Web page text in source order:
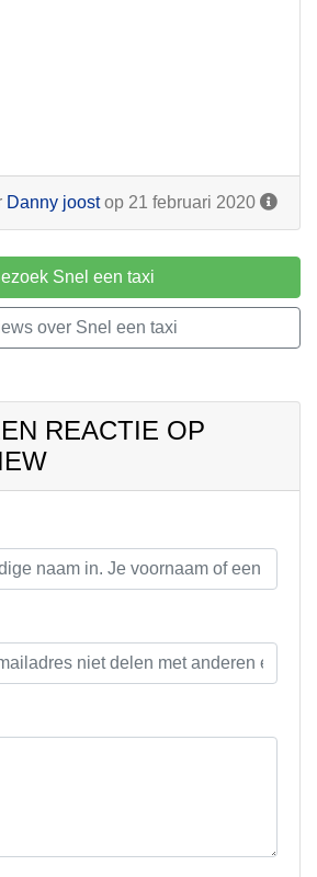
Danny joostop 21 februari 2020
Snel een taxi
over Snel een taxi
REACTIE OP